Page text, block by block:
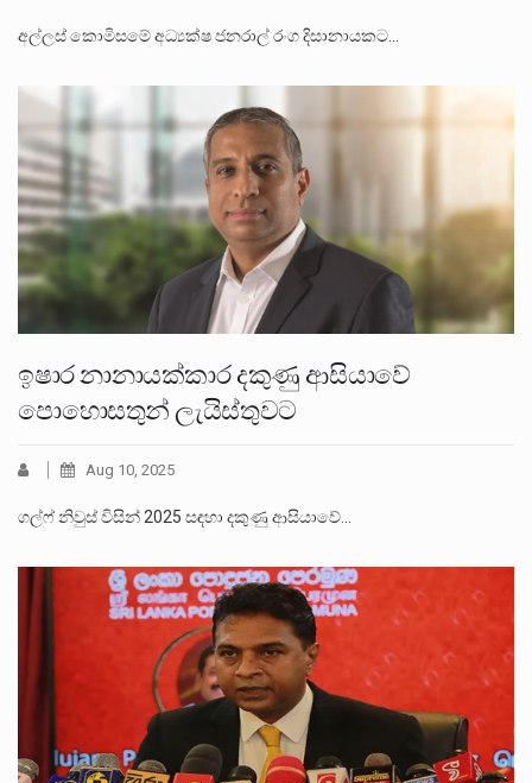
අල්ලස් කොමිසමේ අධ්‍යක්ෂ ජනරාල් රංග දිසානායකට…
ඉෂාර නානායක්කාර දකුණු ආසියාවේ
පොහොසතුන් ලැයිස්තුවට
Aug 10, 2025
ගල්ෆ් නිවුස් විසින් 2025 සඳහා දකුණු ආසියාවේ…